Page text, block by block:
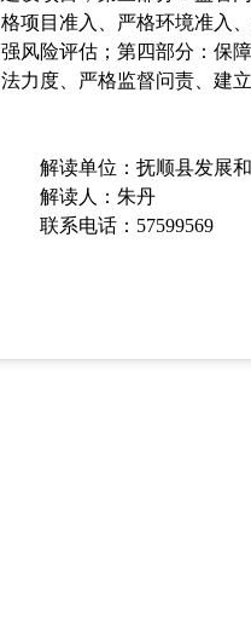
格项目准入、严格环境准入
强风险评估；第四部分：保
法力度、严格监督问责、建
解读单位：抚顺县发展
解读人：朱丹
联系电话：57599569